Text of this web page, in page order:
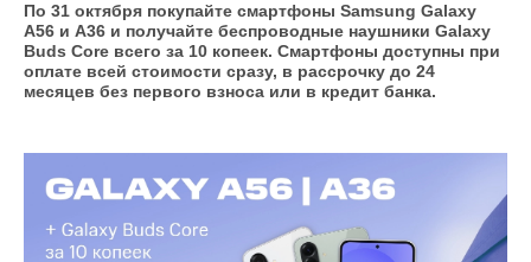
По 31 октября покупайте смартфоны Samsung Galaxy
А56 и A36 и получайте беспроводные наушники Galaxy
Buds Core всего за 10 копеек. Смартфоны доступны при
оплате всей стоимости сразу, в рассрочку до 24
месяцев без первого взноса или в кредит банка.